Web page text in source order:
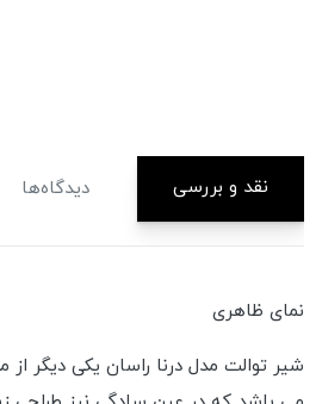
نقد و بررسی دیدگاه‌ها
نمای ظاهری
شیر توالت مدل درنا راسان یکی دیگر از